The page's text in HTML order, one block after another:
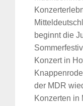
beginnt die
Konzert in
der MDR
Konzerten in